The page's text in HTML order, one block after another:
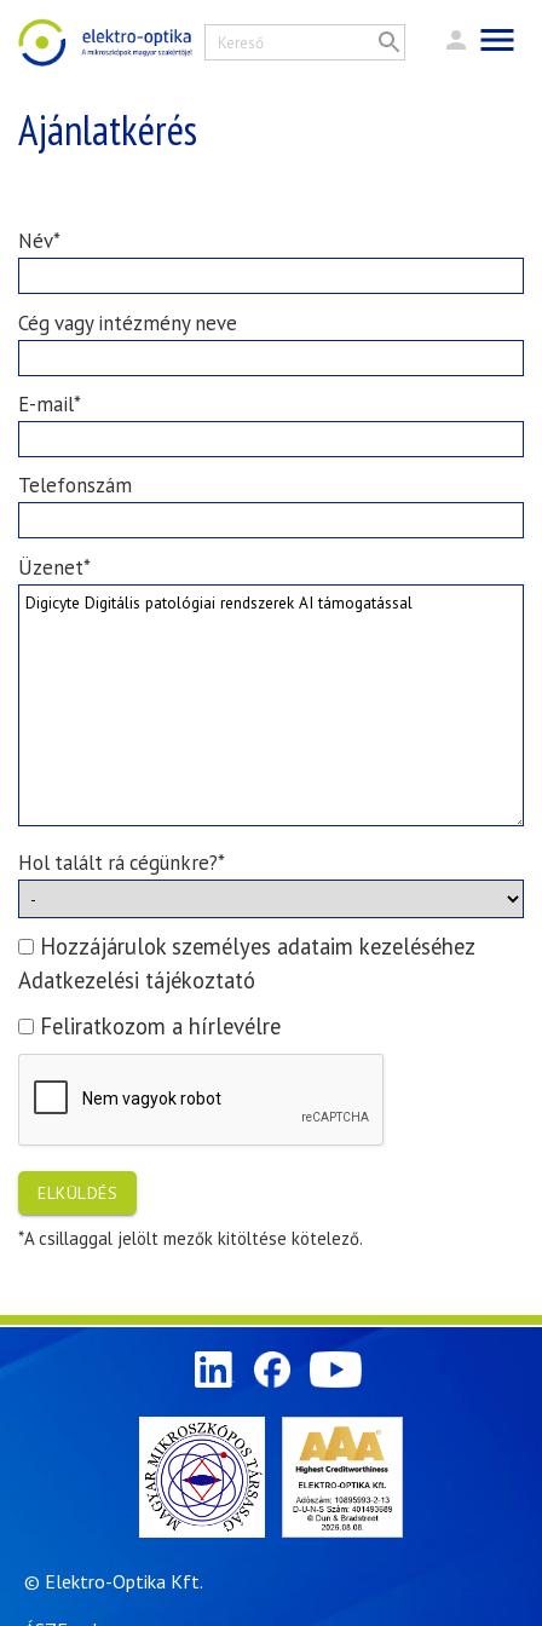
Ajánlatkérés
Név*
Cég vagy intézmény neve
E-mail*
Telefonszám
Üzenet*
Hol talált rá cégünkre?*
Hozzájárulok személyes adataim kezeléséhez
Adatkezelési tájékoztató
Feliratkozom a hírlevélre
ELKÜLDÉS
*A csillaggal jelölt mezők kitöltése kötelező.
© Elektro-Optika Kft.